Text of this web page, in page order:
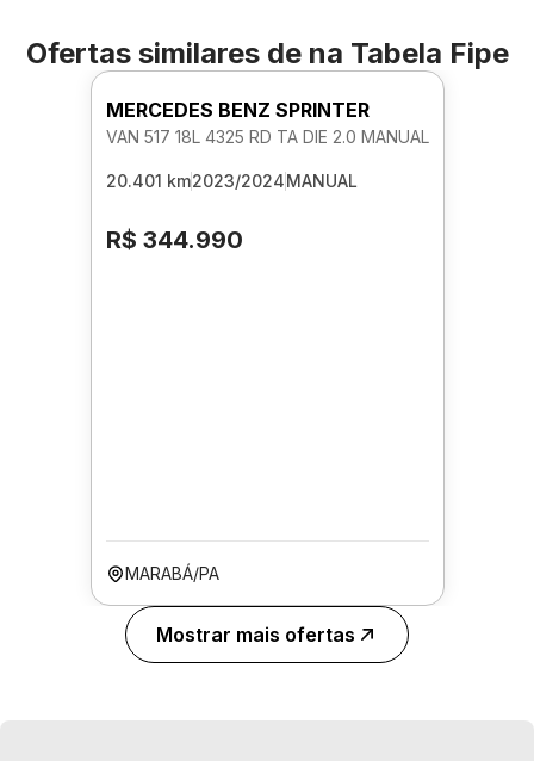
Ofertas similares de na Tabela Fipe
MERCEDES BENZ SPRINTER
VAN 517 18L 4325 RD TA DIE 2.0 MANUAL
20.401 km2023/2024MANUAL
R$ 344.990
MARABÁ/PA
Mostrar mais ofertas